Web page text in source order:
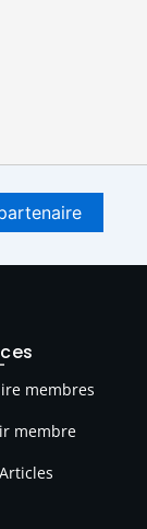
membres
membre